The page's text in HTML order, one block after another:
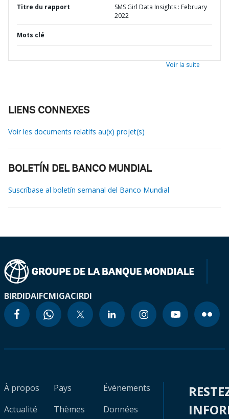
Titre du rapport
SMS Girl Data Insights : February
2022
Mots clé
Voir la suite
LIENS CONNEXES
Voir les documents relatifs au(x) projet(s)
BOLETÍN DEL BANCO MUNDIAL
Suscríbase al boletín semanal del Banco Mundial
BIRDIDAIFCMIGACIRDI
À propos
Actualité
Pays
Thèmes
Évènements
Données